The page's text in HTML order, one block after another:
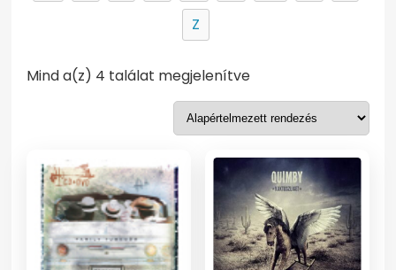
Z
Mind a(z) 4 találat megjelenítve